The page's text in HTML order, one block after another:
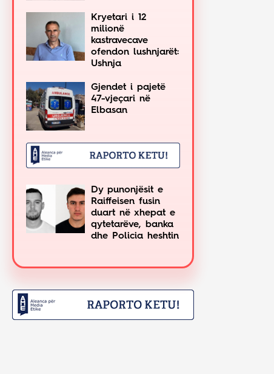
Kryetari i 12
milionë
kastravecave
ofendon lushnjarët:
Ushnja
Gjendet i pajetë
47-vjeçari në
Elbasan
Dy punonjësit e
Raiffeisen fusin
duart në xhepat e
qytetarëve, banka
dhe Policia heshtin